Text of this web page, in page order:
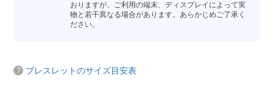
おりますが、ご利用の端末、ディスプレイによって実
物と若干異なる場合があります。あらかじめご了承く
ださい。
ブレスレットのサイズ目安表